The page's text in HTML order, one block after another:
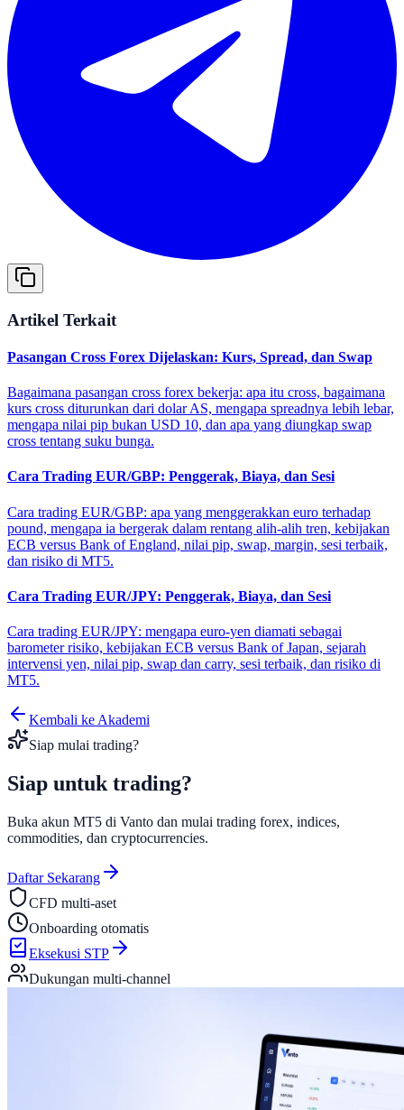
Artikel Terkait
Pasangan Cross Forex Dijelaskan: Kurs, Spread, dan Swap
Bagaimana pasangan cross forex bekerja: apa itu cross, bagaimana
kurs cross diturunkan dari dolar AS, mengapa spreadnya lebih lebar,
mengapa nilai pip bukan USD 10, dan apa yang diungkap swap
cross tentang suku bunga.
Cara Trading EUR/GBP: Penggerak, Biaya, dan Sesi
Cara trading EUR/GBP: apa yang menggerakkan euro terhadap
pound, mengapa ia bergerak dalam rentang alih-alih tren, kebijakan
ECB versus Bank of England, nilai pip, swap, margin, sesi terbaik,
dan risiko di MT5.
Cara Trading EUR/JPY: Penggerak, Biaya, dan Sesi
Cara trading EUR/JPY: mengapa euro-yen diamati sebagai
barometer risiko, kebijakan ECB versus Bank of Japan, sejarah
intervensi yen, nilai pip, swap dan carry, sesi terbaik, dan risiko di
MT5.
Kembali ke Akademi
Siap mulai trading?
Siap untuk trading?
Buka akun MT5 di Vanto dan mulai trading forex, indices,
commodities, dan cryptocurrencies.
Daftar Sekarang
CFD multi-aset
Onboarding otomatis
Eksekusi STP
Dukungan multi-channel